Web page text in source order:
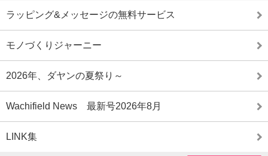
ラッピング&メッセージの無料サービス
モノづくりジャーニー
2026年、ダヤンの夏祭り～
Wachifield News 最新号2026年8月
LINK集